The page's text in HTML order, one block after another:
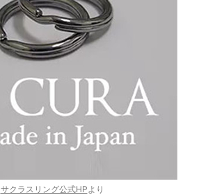
サクラスリング公式HP より